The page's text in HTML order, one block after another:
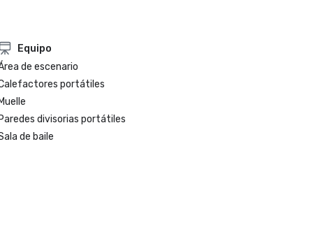
Equipo
de escenario
portátiles
Muelle
Paredes divisorias portátiles
de baile